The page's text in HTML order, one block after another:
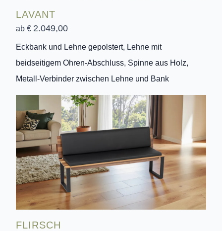
LAVANT
ab € 2.049,00
Eckbank und Lehne gepolstert, Lehne mit
beidseitigem Ohren-Abschluss, Spinne aus Holz,
Metall-Verbinder zwischen Lehne und Bank
FLIRSCH